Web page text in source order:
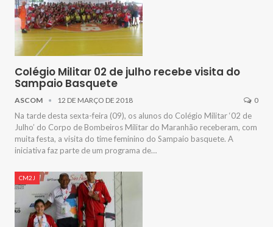
Colégio Militar 02 de julho recebe visita do
Sampaio Basquete
ASCOM 12 DE MARÇO DE 2018 0
Na tarde desta sexta-feira (09), os alunos do Colégio Militar ‘02 de
Julho’ do Corpo de Bombeiros Militar do Maranhão receberam, com
muita festa, a visita do time feminino do Sampaio basquete. A
iniciativa faz parte de um programa de…
CM2J